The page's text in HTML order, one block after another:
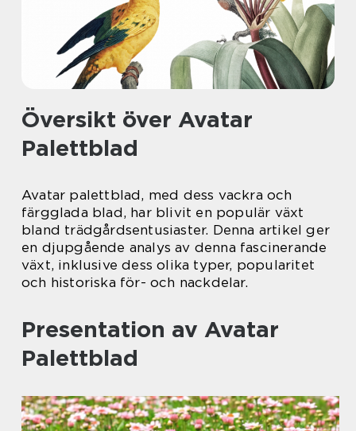
Översikt över Avatar
Palettblad
Avatar palettblad, med dess vackra och
färgglada blad, har blivit en populär växt
bland trädgårdsentusiaster. Denna artikel ger
en djupgående analys av denna fascinerande
växt, inklusive dess olika typer, popularitet
och historiska för- och nackdelar.
Presentation av Avatar
Palettblad